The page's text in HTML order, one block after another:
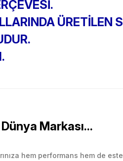
ÜRETİLEN
Markası...
hem performans hem de